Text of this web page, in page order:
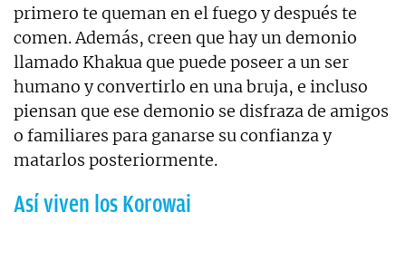
primero te queman en el fuego y después te
comen. Además, creen que hay un demonio
llamado Khakua que puede poseer a un ser
humano y convertirlo en una bruja, e incluso
piensan que ese demonio se disfraza de amigos
o familiares para ganarse su confianza y
matarlos posteriormente.
Así viven los Korowai